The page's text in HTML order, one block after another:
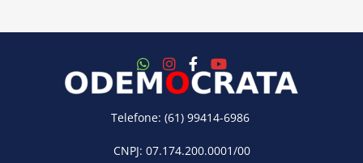
Telefone: (61) 99414-6986
CNPJ: 07.174.200.0001/00